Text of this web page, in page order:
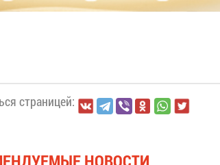
страницей: